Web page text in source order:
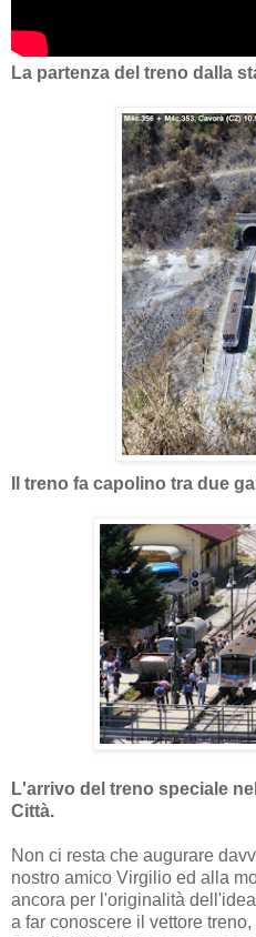
La partenza del treno dalla
Il treno fa capolino tra due
L'arrivo del treno speciale
Città.
Non ci resta che augurare
nostro amico Virgilio ed alla
ancora per l'originalità
a far conoscere il vettore